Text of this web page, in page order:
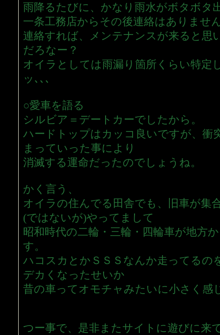
雨降るたびに、かなり雨水がボタボタ
一条工務店からその後連絡はありませ
連絡すれば、メンテナンスが来ると思
だろなー？
オイラとしては雨漏り箇所くらい特定
ッ､､､
○愛車を語る
シルビア＝デートカーでしたから。
ハードトップはカッコ良いですが、衝
まっていった事により
消滅する運命だったのでしょうね。
かく言う、
オイラの住んでる田舎でも、旧車が集
(ではないが)やってまして
昭和時代の二輪・三輪・四輪車が地方
す。
ハコスカとかＳＳＳなんか走ってるの
デカくなったせいか
昔の車ってオモチャみたいに小さく感
つー事で、是非またサイトに遊びに来